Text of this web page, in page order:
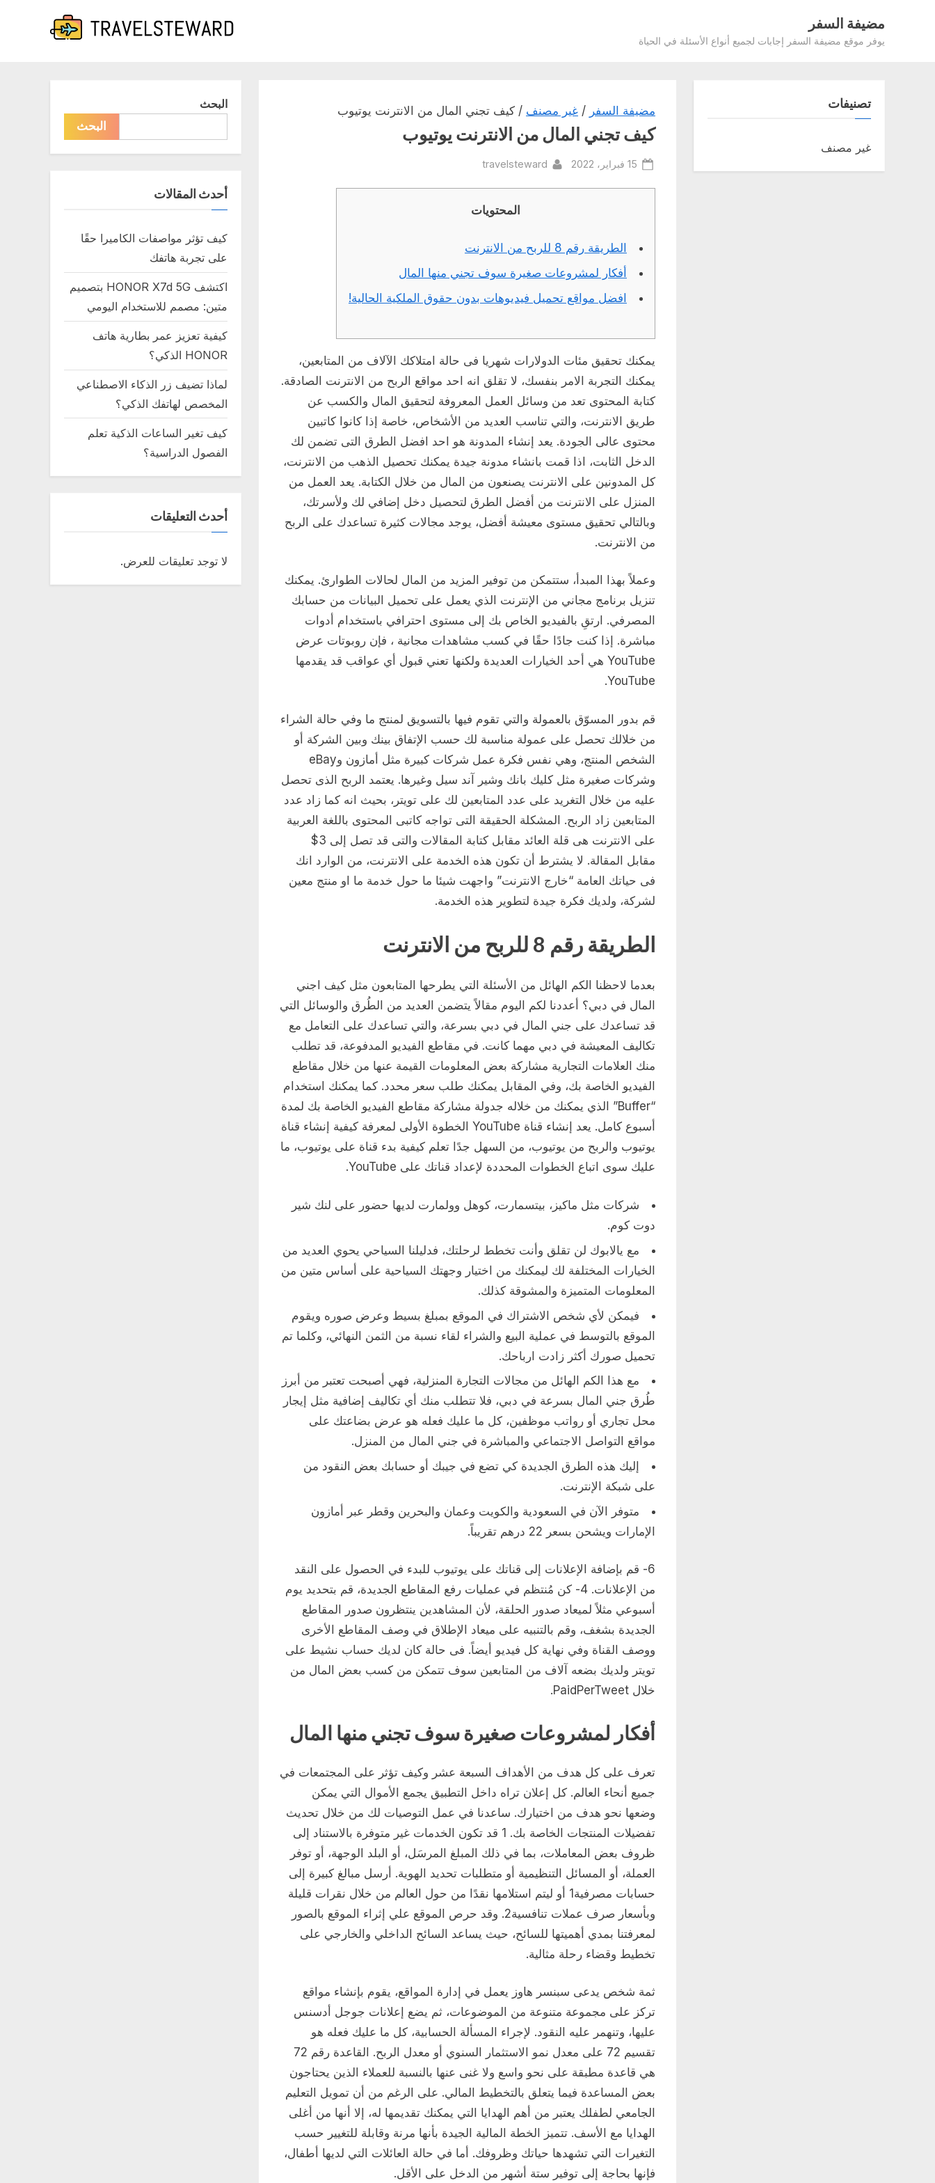
مضيفة السفر
يوفر موقع مضيفة السفر إجابات لجميع أنواع الأسئلة في الحياة
مضيفة السفر / غير مصنف / كيف تجني المال من الانترنت يوتيوب
كيف تجني المال من الانترنت يوتيوب
Posted
15 فبراير، 2022 By
travelsteward
المحتويات
الطريقة رقم 8 للربح من الانترنت
أفكار لمشروعات صغيرة سوف تجني منها المال
افضل مواقع تحميل فيديوهات بدون حقوق الملكية الحالية!
يمكنك تحقيق مئات الدولارات شهريا فى حالة امتلاكك الآلاف من المتابعين،
يمكنك التجربة الامر بنفسك، لا تقلق انه احد مواقع الربح من الانترنت الصادقة.
كتابة المحتوى تعد من وسائل العمل المعروفة لتحقيق المال والكسب عن
طريق الانترنت، والتي تناسب العديد من الأشخاص، خاصة إذا كانوا كاتبين
محتوى عالى الجودة. يعد إنشاء المدونة هو احد افضل الطرق التى تضمن لك
الدخل الثابت، اذا قمت بانشاء مدونة جيدة يمكنك تحصيل الذهب من الانترنت،
كل المدونين على الانترنت يصنعون من المال من خلال الكتابة. يعد العمل من
المنزل على الانترنت من أفضل الطرق لتحصيل دخل إضافي لك ولأسرتك،
وبالتالي تحقيق مستوى معيشة أفضل، يوجد مجالات كثيرة تساعدك على الربح
من الانترنت.
وعملاً بهذا المبدأ، ستتمكن من توفير المزيد من المال لحالات الطوارئ. يمكنك
تنزيل برنامج مجاني من الإنترنت الذي يعمل على تحميل البيانات من حسابك
المصرفي. ارتقِ بالفيديو الخاص بك إلى مستوى احترافي باستخدام أدوات
مباشرة. إذا كنت جادًا حقًا في كسب مشاهدات مجانية ، فإن روبوتات عرض
YouTube هي أحد الخيارات العديدة ولكنها تعني قبول أي عواقب قد يقدمها
YouTube.
قم بدور المسوّق بالعمولة والتي تقوم فيها بالتسويق لمنتج ما وفي حالة الشراء
من خلالك تحصل على عمولة مناسبة لك حسب الإتفاق بينك وبين الشركة أو
الشخص المنتج، وهي نفس فكرة عمل شركات كبيرة مثل أمازون وeBay
وشركات صغيرة مثل كليك بانك وشير آند سيل وغيرها. يعتمد الربح الذى تحصل
عليه من خلال التغريد على عدد المتابعين لك على تويتر، بحيث انه كما زاد عدد
المتابعين زاد الربح. المشكلة الحقيقة التى تواجه كاتبى المحتوى باللغة العربية
على الانترنت هى قلة العائد مقابل كتابة المقالات والتى قد تصل إلى 3$
مقابل المقالة. لا يشترط أن تكون هذه الخدمة على الانترنت، من الوارد انك
فى حياتك العامة “خارج الانترنت” واجهت شيئا ما حول خدمة ما او منتج معين
لشركة، ولديك فكرة جيدة لتطوير هذه الخدمة.
الطريقة رقم 8 للربح من الانترنت
بعدما لاحظنا الكم الهائل من الأسئلة التي يطرحها المتابعون مثل كيف اجني
المال في دبي؟ أعددنا لكم اليوم مقالاً يتضمن العديد من الطُرق والوسائل التي
قد تساعدك على جني المال في دبي بسرعة، والتي تساعدك على التعامل مع
تكاليف المعيشة في دبي مهما كانت. في مقاطع الفيديو المدفوعة، قد تطلب
منك العلامات التجارية مشاركة بعض المعلومات القيمة عنها من خلال مقاطع
الفيديو الخاصة بك، وفي المقابل يمكنك طلب سعر محدد. كما يمكنك استخدام
“Buffer” الذي يمكنك من خلاله جدولة مشاركة مقاطع الفيديو الخاصة بك لمدة
أسبوع كامل. يعد إنشاء قناة YouTube الخطوة الأولى لمعرفة كيفية إنشاء قناة
يوتيوب والربح من يوتيوب، من السهل جدًا تعلم كيفية بدء قناة على يوتيوب، ما
عليك سوى اتباع الخطوات المحددة لإعداد قناتك على YouTube.
شركات مثل ماكيز، بيتسمارت، كوهل وولمارت لديها حضور على لنك شير
دوت كوم.
مع يالابوك لن تقلق وأنت تخطط لرحلتك، فدليلنا السياحي يحوي العديد من
الخيارات المختلفة لك ليمكنك من اختيار وجهتك السياحية على أساس متين من
المعلومات المتميزة والمشوقة كذلك.
فيمكن لأي شخص الاشتراك في الموقع بمبلغ بسيط وعرض صوره ويقوم
الموقع بالتوسط في عملية البيع والشراء لقاء نسبة من الثمن النهائي، وكلما تم
تحميل صورك أكثر زادت ارباحك.
مع هذا الكم الهائل من مجالات التجارة المنزلية، فهي أصبحت تعتبر من أبرز
طُرق جني المال بسرعة في دبي، فلا تتطلب منك أي تكاليف إضافية مثل إيجار
محل تجاري أو رواتب موظفين، كل ما عليك فعله هو عرض بضاعتك على
مواقع التواصل الاجتماعي والمباشرة في جني المال من المنزل.
إليك هذه الطرق الجديدة كي تضع في جيبك أو حسابك بعض النقود من
على شبكة الإنترنت.
متوفر الآن في السعودية والكويت وعمان والبحرين وقطر عبر أمازون
الإمارات ويشحن بسعر 22 درهم تقريباً.
6- قم بإضافة الإعلانات إلى قناتك على يوتيوب للبدء في الحصول على النقد
من الإعلانات. 4- كن مُنتظم في عمليات رفع المقاطع الجديدة، قم بتحديد يوم
أسبوعي مثلاً لميعاد صدور الحلقة، لأن المشاهدين ينتظرون صدور المقاطع
الجديدة بشغف، وقم بالتنبيه على ميعاد الإطلاق في وصف المقاطع الأخرى
ووصف القناة وفي نهاية كل فيديو أيضاً. فى حالة كان لديك حساب نشيط على
تويتر ولديك بضعه آلاف من المتابعين سوف تتمكن من كسب بعض المال من
خلال PaidPerTweet.
أفكار لمشروعات صغيرة سوف تجني منها المال
تعرف على كل هدف من الأهداف السبعة عشر وكيف تؤثر على المجتمعات في
جميع أنحاء العالم. كل إعلان تراه داخل التطبيق يجمع الأموال التي يمكن
وضعها نحو هدف من اختيارك. ساعدنا في عمل التوصيات لك من خلال تحديث
تفضيلات المنتجات الخاصة بك. 1 قد تكون الخدمات غير متوفرة بالاستناد إلى
ظروف بعض المعاملات، بما في ذلك المبلغ المرسَل، أو البلد الوجهة، أو توفر
العملة، أو المسائل التنظيمية أو متطلبات تحديد الهوية. أرسل مبالغ كبيرة إلى
حسابات مصرفية1‎ أو ليتم استلامها نقدًا من حول العالم من خلال نقرات قليلة
وبأسعار صرف عملات تنافسية‎2. وقد حرص الموقع علي إثراء الموقع بالصور
لمعرفتنا بمدي أهميتها للسائح، حيث يساعد السائح الداخلي والخارجي على
تخطيط وقضاء رحلة مثالية.
ثمة شخص يدعى سبنسر هاوز يعمل في إدارة المواقع، يقوم بإنشاء مواقع
تركز على مجموعة متنوعة من الموضوعات، ثم يضع إعلانات جوجل أدسنس
عليها، وتنهمر عليه النقود. لإجراء المسألة الحسابية، كل ما عليك فعله هو
تقسيم 72 على معدل نمو الاستثمار السنوي أو معدل الربح. القاعدة رقم 72
هي قاعدة مطبقة على نحو واسع ولا غنى عنها بالنسبة للعملاء الذين يحتاجون
بعض المساعدة فيما يتعلق بالتخطيط المالي. على الرغم من أن تمويل التعليم
الجامعي لطفلك يعتبر من أهم الهدايا التي يمكنك تقديمها له، إلا أنها من أغلى
الهدايا مع الأسف. تتميز الخطة المالية الجيدة بأنها مرنة وقابلة للتغيير حسب
التغيرات التي تشهدها حياتك وظروفك. أما في حالة العائلات التي لديها أطفال،
فإنها بحاجة إلى توفير ستة أشهر من الدخل على الأقل.
تصنيفات
غير مصنف
البحث
البحث
أحدث المقالات
كيف تؤثر مواصفات الكاميرا حقًا
على تجربة هاتفك
اكتشف HONOR X7d 5G بتصميم
متين: مصمم للاستخدام اليومي
كيفية تعزيز عمر بطارية هاتف
HONOR الذكي؟
لماذا تضيف زر الذكاء الاصطناعي
المخصص لهاتفك الذكي؟
كيف تغير الساعات الذكية تعلم
الفصول الدراسية؟
أحدث التعليقات
لا توجد تعليقات للعرض.